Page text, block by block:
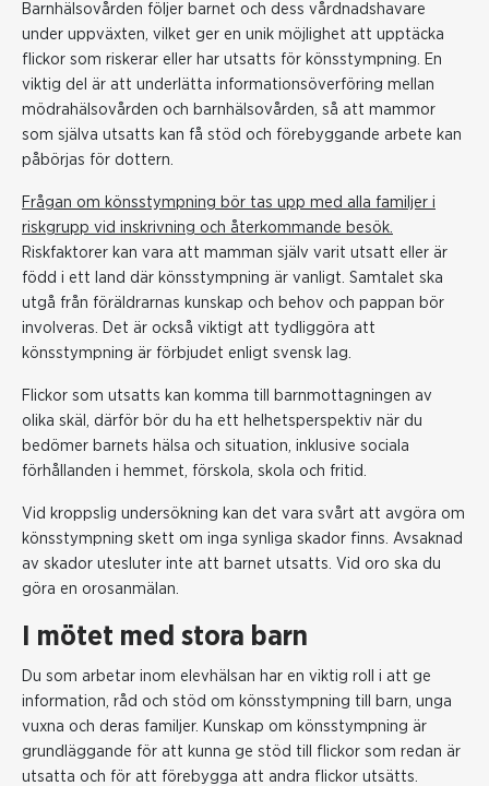
Barnhälsovården följer barnet och dess vårdnadshavare
under uppväxten, vilket ger en unik möjlighet att upptäcka
flickor som riskerar eller har utsatts för könsstympning. En
viktig del är att underlätta informationsöverföring mellan
mödrahälsovården och barnhälsovården, så att mammor
som själva utsatts kan få stöd och förebyggande arbete kan
påbörjas för dottern.
Frågan om könsstympning bör tas upp med alla familjer i
riskgrupp vid inskrivning och återkommande besök.
Riskfaktorer kan vara att mamman själv varit utsatt eller är
född i ett land där könsstympning är vanligt. Samtalet ska
utgå från föräldrarnas kunskap och behov och pappan bör
involveras. Det är också viktigt att tydliggöra att
könsstympning är förbjudet enligt svensk lag.
Flickor som utsatts kan komma till barnmottagningen av
olika skäl, därför bör du ha ett helhetsperspektiv när du
bedömer barnets hälsa och situation, inklusive sociala
förhållanden i hemmet, förskola, skola och fritid.
Vid kroppslig undersökning kan det vara svårt att avgöra om
könsstympning skett om inga synliga skador finns. Avsaknad
av skador utesluter inte att barnet utsatts. Vid oro ska du
göra en orosanmälan.
I mötet med stora barn
Du som arbetar inom elevhälsan har en viktig roll i att ge
information, råd och stöd om könsstympning till barn, unga
vuxna och deras familjer. Kunskap om könsstympning är
grundläggande för att kunna ge stöd till flickor som redan är
utsatta och för att förebygga att andra flickor utsätts.